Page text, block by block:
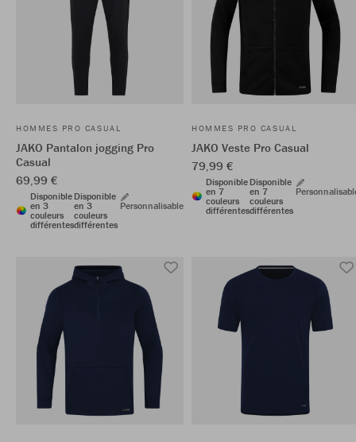
HOMMES PRO CASUAL
JAKO Pantalon jogging Pro
Casual
69,99 €
Disponible
en 3
couleurs
différentes
Disponible
en 3
couleurs
différentes
Personnalisable
HOMMES PRO CASUAL
JAKO Veste Pro Casual
79,99 €
Disponible
en 7
couleurs
différentes
Disponible
en 7
couleurs
différentes